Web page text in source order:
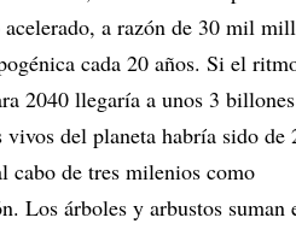
a razón de 30 mil
cada 20 años. Si el
2040 llegaría a unos 3
vivos del planeta habría sido de
cabo de tres milenios como
Los árboles y arbustos suman